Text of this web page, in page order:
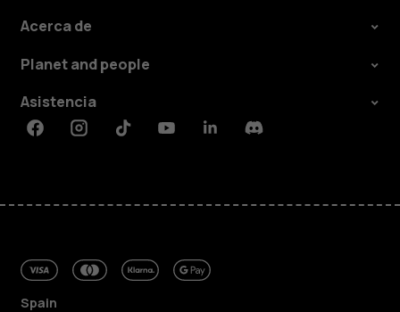
Acerca de
Planet and people
Asistencia
FacebookInstagramTiktokYoutubeLinkedinDiscord
Spain